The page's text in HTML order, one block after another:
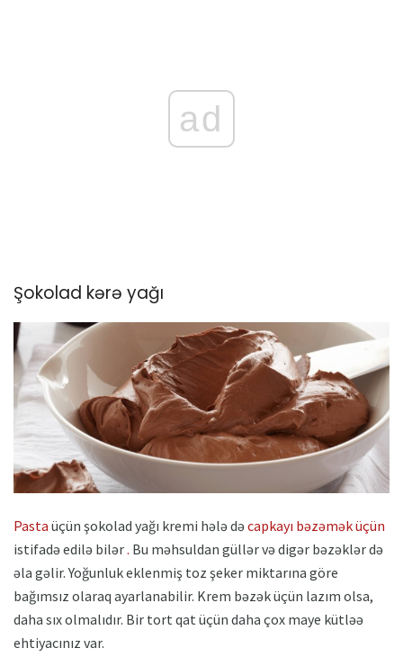
ad
Şokolad kərə yağı
Pasta üçün şokolad yağı kremi hələ dəcapkayı bəzəmək üçün
istifadə edilə bilər. Bu məhsuldan güllər və digər bəzəklər də
əla gəlir. Yoğunluk eklenmiş toz şeker miktarına göre
bağımsız olaraq ayarlanabilir. Krem bəzək üçün lazım olsa,
daha sıx olmalıdır. Bir tort qat üçün daha çox maye kütləə
ehtiyacınız var.